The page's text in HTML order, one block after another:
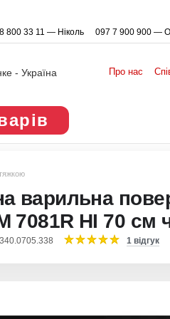
800 33 11 — Ніколь 097 7 900 900 —
Про нас
варильна
7081R HI 70 см
1 відгук